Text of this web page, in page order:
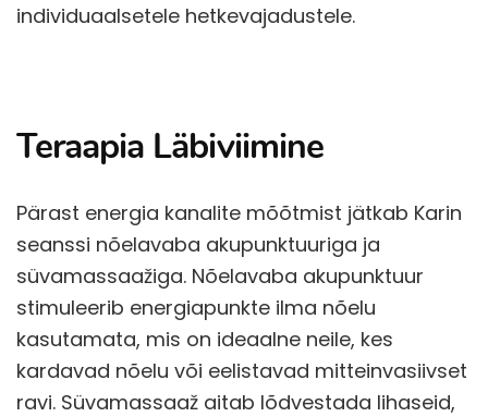
individuaalsetele hetkevajadustele.
Teraapia Läbiviimine
Pärast energia kanalite mõõtmist jätkab Karin
seanssi nõelavaba akupunktuuriga ja
süvamassaažiga. Nõelavaba akupunktuur
stimuleerib energiapunkte ilma nõelu
kasutamata, mis on ideaalne neile, kes
kardavad nõelu või eelistavad mitteinvasiivset
ravi. Süvamassaaž aitab lõdvestada lihaseid,